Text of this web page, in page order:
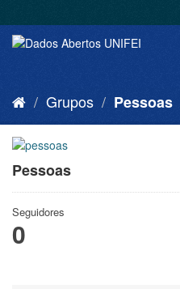
Grupos Pessoas
Pessoas
Seguidores
0